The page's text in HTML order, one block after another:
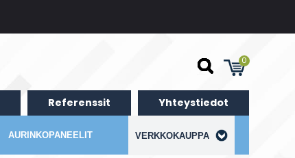
0
Referenssit Yhteystiedot
AURINKOPANEELIT VERKKOKAUPPA